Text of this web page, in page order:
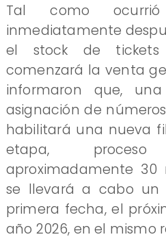
Tal como
inmediatamente
el stock de
comenzará la venta
informaron que,
asignación de
habilitará una nueva
etapa,
aproximadamente 30
se llevará a cabo un
primera fecha, el
año 2026, en el mismo